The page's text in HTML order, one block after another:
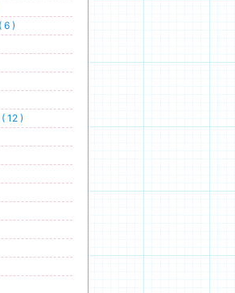
6 )
12 )